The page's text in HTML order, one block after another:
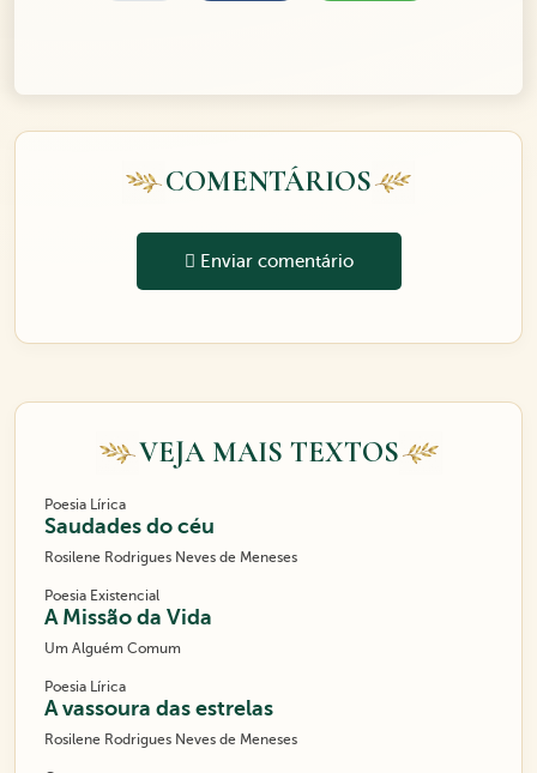
COMENTÁRIOS
Enviar comentário
VEJA MAIS TEXTOS
Poesia Lírica
Saudades do céu
Rosilene Rodrigues Neves de Meneses
Poesia Existencial
A Missão da Vida
Um Alguém Comum
Poesia Lírica
A vassoura das estrelas
Rosilene Rodrigues Neves de Meneses